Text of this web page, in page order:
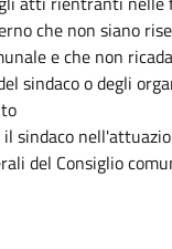
che non siano
e che non
sindaco o degli
sindaco
del Consiglio